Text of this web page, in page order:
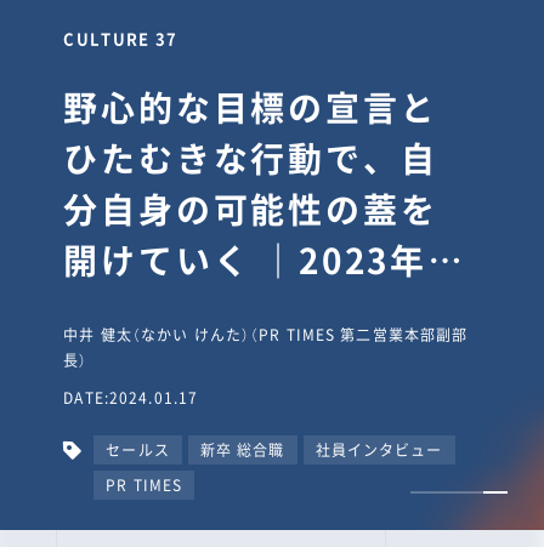
CULTURE 30
逆境では自分のスタン
スを変え“予想を裏切
り、期待を超える”【真
輔塾・前編】
山田真輔（やまだ しんすけ）（執行役員 兼 Jooto事業部
長）
DATE:2023.09.08
カルチャー CxO キャリア入社 Jooto